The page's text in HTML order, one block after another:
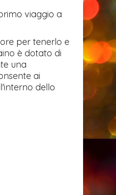
viaggio a
per tenerlo e
è dotato di
una
ai
dello